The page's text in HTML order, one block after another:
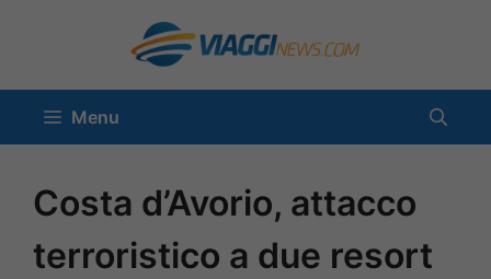
contenuto
Menu
Costa d’Avorio, attacco
terroristico a due resort